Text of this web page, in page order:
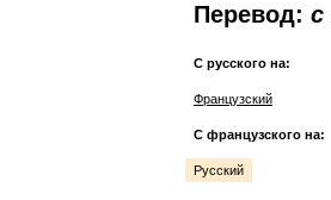
Перевод: с
С русского на:
Французский
С французского на:
Русский